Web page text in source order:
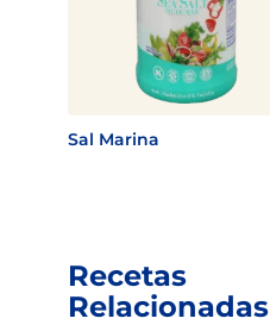
Sal Marina
Recetas
Relacionadas